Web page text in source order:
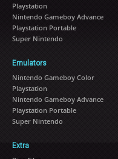
Playstation
Nintendo Gameboy Advance
Playstation Portable
Super Nintendo
Emulators
Nintendo Gameboy Color
Playstation
Nintendo Gameboy Advance
Playstation Portable
Super Nintendo
Extra